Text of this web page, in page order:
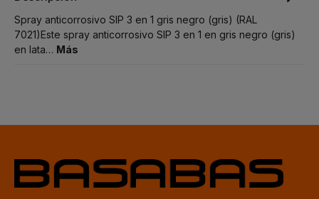
Spray anticorrosivo SIP 3 en 1 gris negro (gris) (RAL
7021)Este spray anticorrosivo SIP 3 en 1 en gris negro (gris)
en lata… Más